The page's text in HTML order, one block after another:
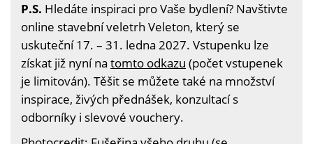
P.S. Hledáte inspiraci pro Vaše bydlení? Navštivte
online stavební veletrh Veleton, který se
uskuteční 17. – 31. ledna 2027. Vstupenku lze
získat již nyní na tomto odkazu (počet vstupenek
je limitován). Těšit se můžete také na množství
inspirace, živých přednášek, konzultací s
odborníky i slevové vouchery.